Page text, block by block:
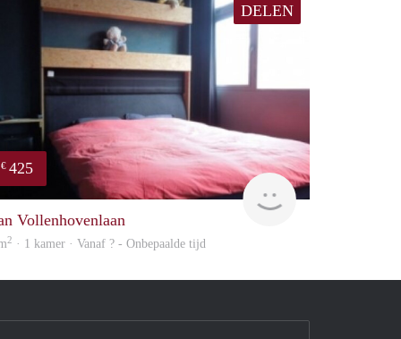
DELEN
€ 425
finder
Vollenhovenlaan
2 · 1 kamer · Vanaf ? - Onbepaalde tijd